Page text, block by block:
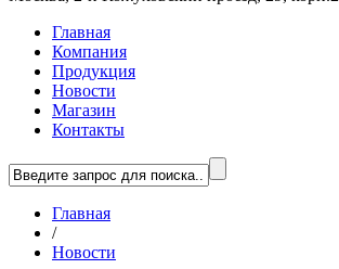
Главная
Компания
Продукция
Новости
Магазин
Контакты
Главная
/
Новости